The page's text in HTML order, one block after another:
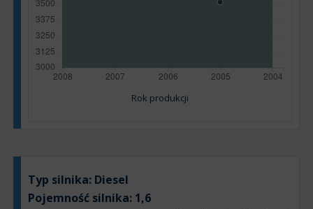
Rok produkcji
Typ silnika: Diesel
Pojemność silnika: 1,6